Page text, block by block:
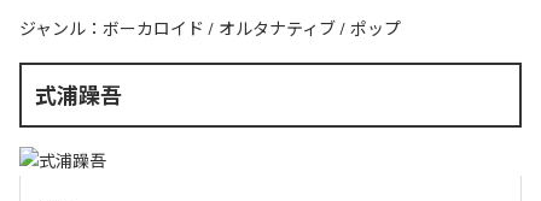
ジャンル： ボーカロイド / オルタナティブ / ポップ
式浦躁吾